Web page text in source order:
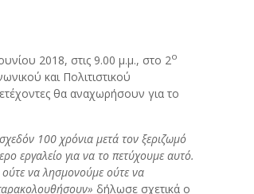
2018, στις 9.00 μ.μ., στο 2ο
και Πολιτιστικού
θα αναχωρήσουν για το
100 χρόνια μετά τον ξεριζωμό
εργαλείο για να το πετύχουμε αυτό.
να λησμονούμε ούτε να
δήλωσε σχετικά ο